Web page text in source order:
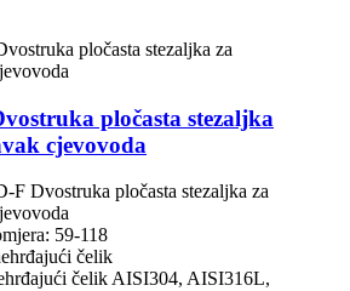
pločasta stezaljka
cjevovoda
F Dvostruka pločasta stezaljka za
59-118
čelik
čelik AISI304, AISI316L,